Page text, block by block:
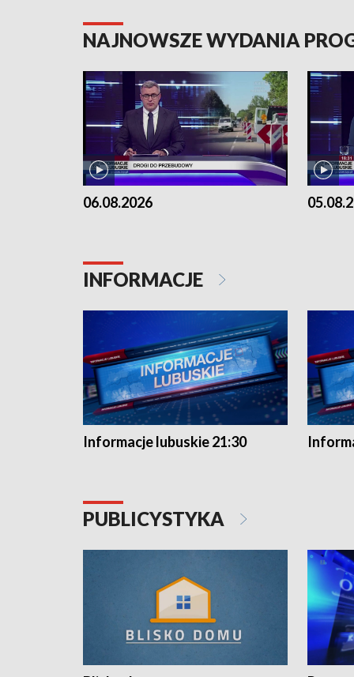
NAJNOWSZE WYDANIA
06.08.2026
INFORMACJE
Informacje lubuskie 21:30
PUBLICYSTYKA